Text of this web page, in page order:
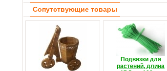
Сопутствующие товары
Подвязки для
растений, длина